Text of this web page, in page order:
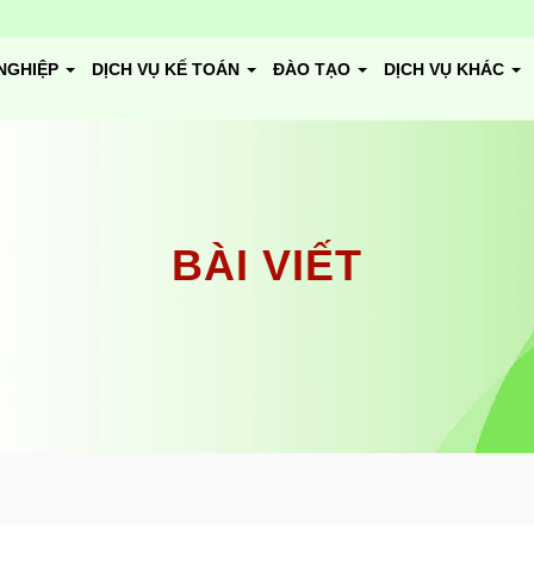
DỊCH VỤ KẾ TOÁN ĐÀO TẠO DỊCH VỤ KHÁC
BÀI VIẾT